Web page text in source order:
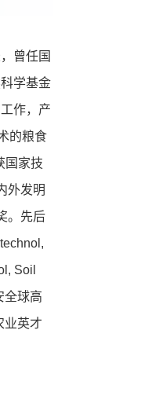
曾任国
学基金
作，产
的粮食
国家技
外发明
。先后
Soil
全球高
业英才